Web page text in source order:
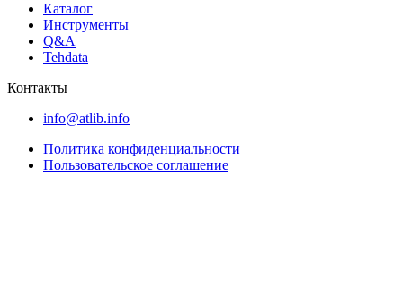
Каталог
Инструменты
Q&A
Tehdata
Контакты
info@atlib.info
Политика конфиденциальности
Пользовательское соглашение